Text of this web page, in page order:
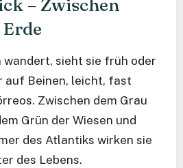
– Zwischen
wandert, sieht sie früh oder
auf Beinen, leicht, fast
Zwischen dem Grau
Grün der Wiesen und
des Atlantiks wirken sie
des Lebens.